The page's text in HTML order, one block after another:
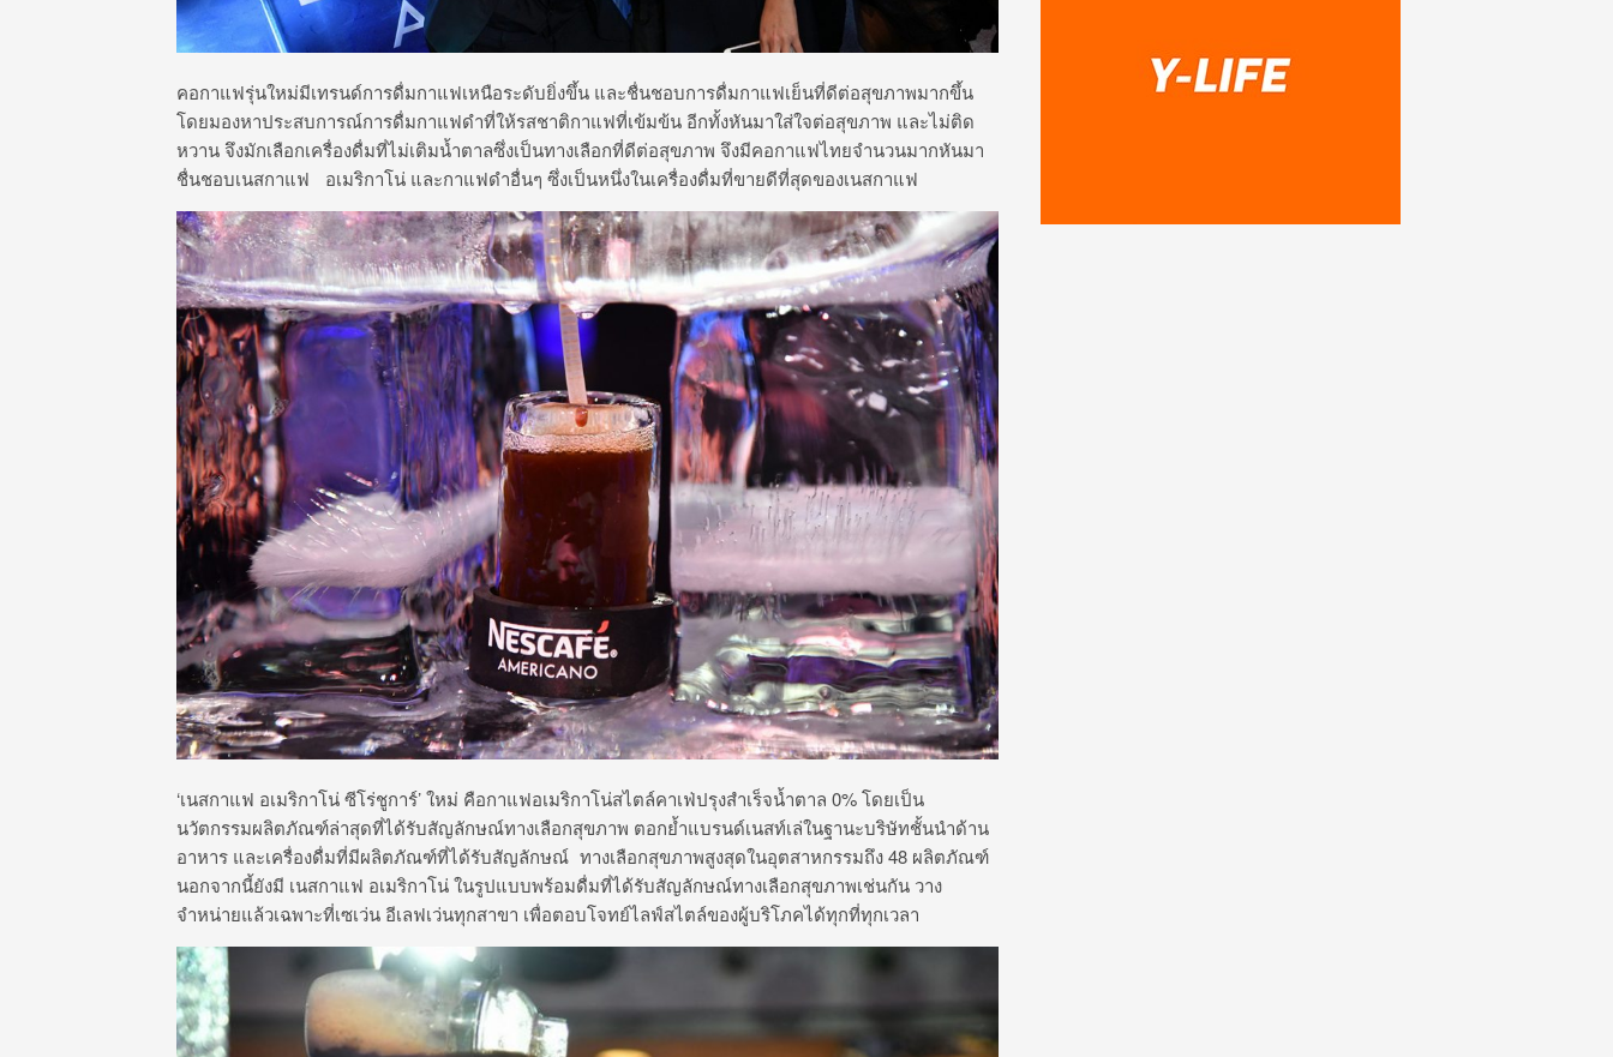
คอกาแฟรุ่นใหม่มีเทรนด์การดื่มกาแฟเหนือระดับยิ่งขึ้น และชื่นชอบการดื่มกาแฟเย็นที่ดีต่อสุขภาพมากขึ้น
โดยมองหาประสบการณ์การดื่มกาแฟดำที่ให้รสชาติกาแฟที่เข้มข้น อีกทั้งหันมาใส่ใจต่อสุขภาพ และไม่ติด
หวาน จึงมักเลือกเครื่องดื่มที่ไม่เติมน้ำตาลซึ่งเป็นทางเลือกที่ดีต่อสุขภาพ จึงมีคอกาแฟไทยจำนวนมากหันมา
ชื่นชอบเนสกาแฟ อเมริกาโน่ และกาแฟดำอื่นๆ ซึ่งเป็นหนึ่งในเครื่องดื่มที่ขายดีที่สุดของเนสกาแฟ
‘เนสกาแฟ อเมริกาโน่ ซีโร่ชูการ์’ ใหม่ คือกาแฟอเมริกาโน่สไตล์คาเฟ่ปรุงสำเร็จน้ำตาล 0% โดยเป็น
นวัตกรรมผลิตภัณฑ์ล่าสุดที่ได้รับสัญลักษณ์ทางเลือกสุขภาพ ตอกย้ำแบรนด์เนสท์เล่ในฐานะบริษัทชั้นนำด้าน
อาหาร และเครื่องดื่มที่มีผลิตภัณฑ์ที่ได้รับสัญลักษณ์ ทางเลือกสุขภาพสูงสุดในอุตสาหกรรมถึง 48 ผลิตภัณฑ์
นอกจากนี้ยังมี เนสกาแฟ อเมริกาโน่ ในรูปแบบพร้อมดื่มที่ได้รับสัญลักษณ์ทางเลือกสุขภาพเช่นกัน วาง
จำหน่ายแล้วเฉพาะที่เซเว่น อีเลฟเว่นทุกสาขา เพื่อตอบโจทย์ไลฟ์สไตล์ของผู้บริโภคได้ทุกที่ทุกเวลา